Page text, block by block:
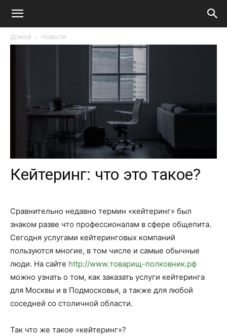
Домой Новости
Кейтеринг: что это такое?
Сравнительно недавно термин «кейтеринг» был
знаком разве что профессионалам в сфере общепита.
Сегодня услугами кейтеринговых компаний
пользуются многие, в том числе и самые обычные
люди. На сайте http://www.товарищ-полковник.рф
можно узнать о том, как заказать услуги кейтеринга
для Москвы и в Подмосковья, а также для любой
соседней со столичной области.
Так что же такое «кейтеринг»?